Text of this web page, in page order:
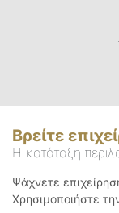
Βρείτε
Η κατάταξη
Ψάχνετε
Χρησιμοποιήστε